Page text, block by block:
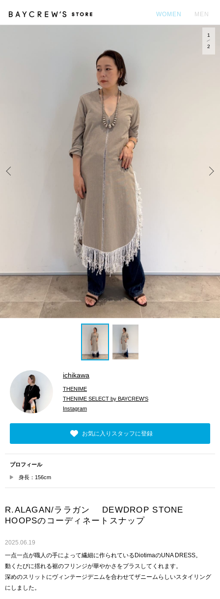
WOMEN MEN
1
2
ichikawa
THENIME
THENIME SELECT by BAYCREW'S
Instagram
お気に入りスタッフに登録
プロフィール
身長：156cm
R.ALAGAN/ララガン DEWDROP STONE
HOOPSのコーディネートスナップ
2025.06.19
一点一点が職人の手によって繊細に作られているDiotimaのUNA DRESS。
動くたびに揺れる裾のフリンジが華やかさをプラスしてくれます。
深めのスリットにヴィンテージデニムを合わせてザニームらしいスタイリング
にしました。